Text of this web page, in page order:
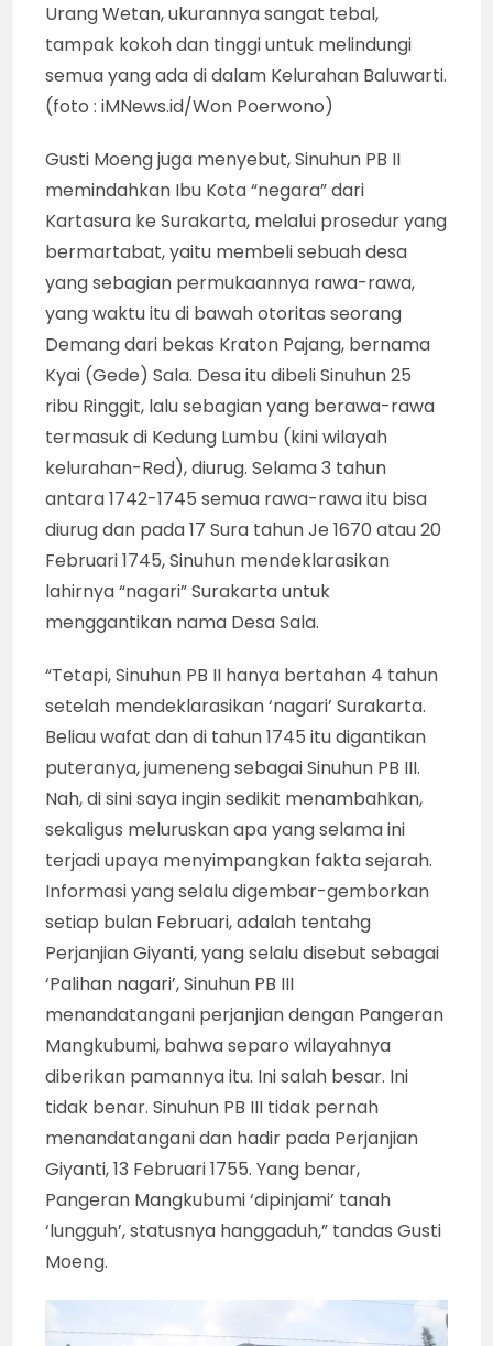
Urang Wetan, ukurannya sangat tebal,
tampak kokoh dan tinggi untuk melindungi
semua yang ada di dalam Kelurahan Baluwarti.
(foto : iMNews.id/Won Poerwono)
Gusti Moeng juga menyebut, Sinuhun PB II
memindahkan Ibu Kota “negara” dari
Kartasura ke Surakarta, melalui prosedur yang
bermartabat, yaitu membeli sebuah desa
yang sebagian permukaannya rawa-rawa,
yang waktu itu di bawah otoritas seorang
Demang dari bekas Kraton Pajang, bernama
Kyai (Gede) Sala. Desa itu dibeli Sinuhun 25
ribu Ringgit, lalu sebagian yang berawa-rawa
termasuk di Kedung Lumbu (kini wilayah
kelurahan-Red), diurug. Selama 3 tahun
antara 1742-1745 semua rawa-rawa itu bisa
diurug dan pada 17 Sura tahun Je 1670 atau 20
Februari 1745, Sinuhun mendeklarasikan
lahirnya “nagari” Surakarta untuk
menggantikan nama Desa Sala.
“Tetapi, Sinuhun PB II hanya bertahan 4 tahun
setelah mendeklarasikan ‘nagari’ Surakarta.
Beliau wafat dan di tahun 1745 itu digantikan
puteranya, jumeneng sebagai Sinuhun PB III.
Nah, di sini saya ingin sedikit menambahkan,
sekaligus meluruskan apa yang selama ini
terjadi upaya menyimpangkan fakta sejarah.
Informasi yang selalu digembar-gemborkan
setiap bulan Februari, adalah tentahg
Perjanjian Giyanti, yang selalu disebut sebagai
‘Palihan nagari’, Sinuhun PB III
menandatangani perjanjian dengan Pangeran
Mangkubumi, bahwa separo wilayahnya
diberikan pamannya itu. Ini salah besar. Ini
tidak benar. Sinuhun PB III tidak pernah
menandatangani dan hadir pada Perjanjian
Giyanti, 13 Februari 1755. Yang benar,
Pangeran Mangkubumi ‘dipinjami’ tanah
‘lungguh’, statusnya hanggaduh,” tandas Gusti
Moeng.